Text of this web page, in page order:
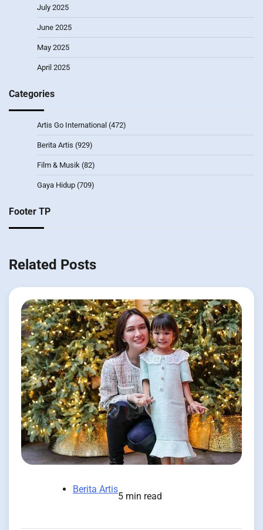
July 2025
June 2025
May 2025
April 2025
Categories
Artis Go International (472)
Berita Artis (929)
Film & Musik (82)
Gaya Hidup (709)
Footer TP
Related Posts
Berita Artis
5 min read